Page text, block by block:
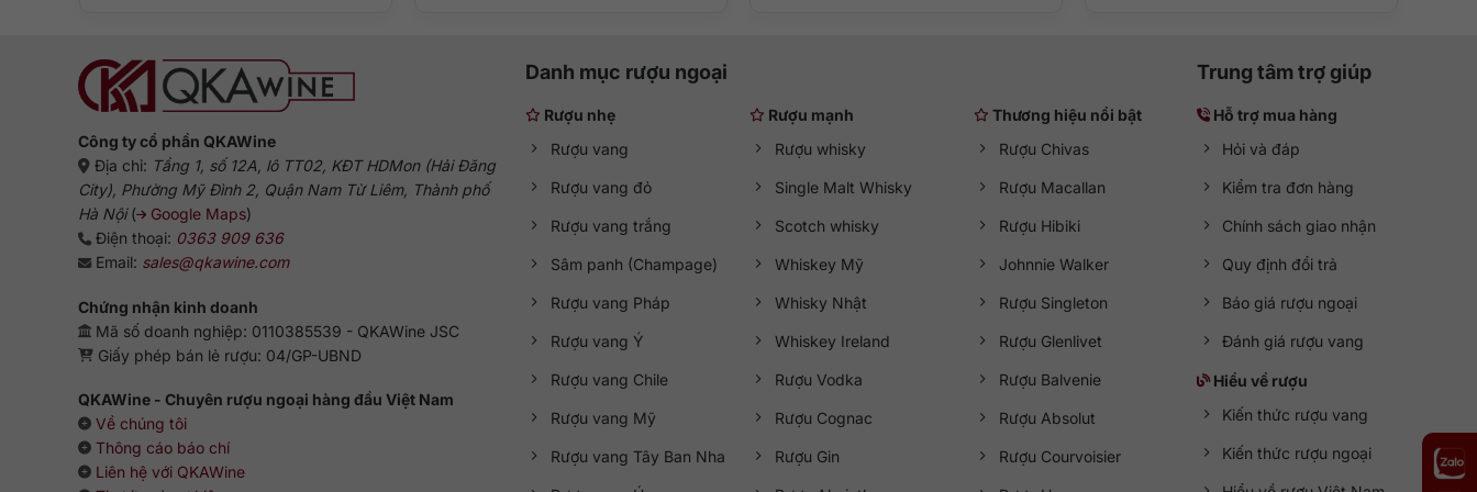
Phân loại
Nồng độ
Dung tích
Xuất xứ Scotland
Thương hiệu
Với một sản phẩm quý hiếm như Macallan 40, việc mua tại địa chỉ uy tín là yếu tố then chốt.
chính hãng, nhập khẩu nguyên chai, có đầy đủ tem nhập khẩu và giấy tờ chứng minh nguồn gốc.
Khi lựa chọn mua Macallan 40 The Red Collection tại , bạn sẽ được đảm bảo:
Sản phẩm chính hãng 100%, hoàn tiền nếu phát hiện hàng không đúng cam kết.
Dịch vụ tư vấn tận tình, hỗ trợ chọn lựa phù hợp cho nhu cầu cá nhân hoặc quà tặng doanh nghiệp.
Vận chuyển an toàn, nhanh chóng, đóng gói chuyên nghiệp để giữ nguyên giá trị chai rượu.
Công ty cổ phần QKAWine
Địa chỉ: Tầng 1, số 12A, lô TT02, KĐT HDMon (Hải Đăng
City), Phường Mỹ Đình 2, Quận Nam Từ Liêm, Thành phố
Hà Nội( Google Maps)
Điện thoại: 0363 909 636
Email: sales@qkawine.com
Chứng nhận kinh doanh
Mã số doanh nghiệp: 0110385539 - QKAWine JSC
Giấy phép bán lẻ rượu: 04/GP-UBND
QKAWine - Chuyên rượu ngoại hàng đầu Việt Nam
Về chúng tôi
Thông cáo báo chí
Liên hệ với QKAWine
Danh mục rượu ngoại
Rượu nhẹ
Rượu vang
Rượu vang đỏ
Rượu vang trắng
Sâm panh (Champage)
Rượu vang Pháp
Rượu vang Ý
Rượu vang Chile
Rượu vang Mỹ
Rượu vang Tây Ban Nha
Rượu mạnh
Rượu whisky
Single Malt Whisky
Scotch whisky
Whiskey Mỹ
Whisky Nhật
Whiskey Ireland
Rượu Vodka
Rượu Cognac
Rượu Gin
Thương hiệu nổi bật
Rượu Chivas
Rượu Macallan
Rượu Hibiki
Johnnie Walker
Rượu Singleton
Rượu Glenlivet
Rượu Balvenie
Rượu Absolut
Rượu Courvoisier
Trung tâm trợ giúp
Hỗ trợ mua hàng
Hỏi và đáp
Kiểm tra đơn hàng
Chính sách giao nhận
Quy định đổi trả
Báo giá rượu ngoại
Đánh giá rượu vang
Hiểu về rượu
Kiến thức rượu vang
Kiến thức rượu ngoại